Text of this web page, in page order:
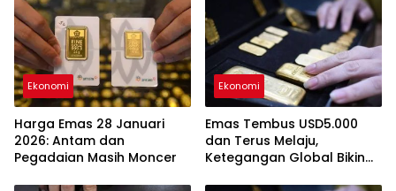
Ekonomi
Harga Emas 28 Januari
2026: Antam dan
Pegadaian Masih Moncer
Ekonomi
Emas Tembus USD5.000
dan Terus Melaju,
Ketegangan Global Bikin